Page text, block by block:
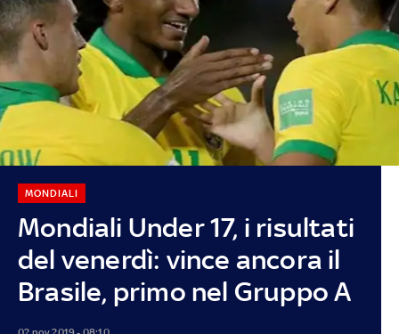
Mondiali Under 17, i risultati
del venerdì: vince ancora il
Brasile, primo nel Gruppo A
MONDIALI